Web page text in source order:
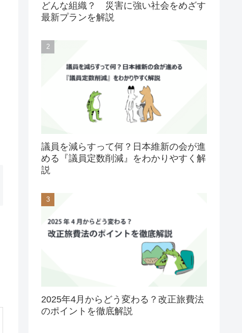
どんな組織？ 災害に強い社会をめざす
最新プランを解説
議員を減らすって何？日本維新の会が進
める『議員定数削減』をわかりやすく解
説
2025年4月からどう変わる？改正旅費法
のポイントを徹底解説